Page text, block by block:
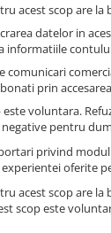
acest scop are
datelor in
informatiile
comunicari
prin
voluntara.
pentru
privind
oferite
acest scop are
scop este